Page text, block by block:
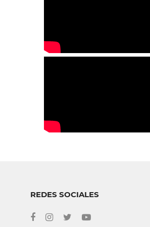
REDES SOCIALES